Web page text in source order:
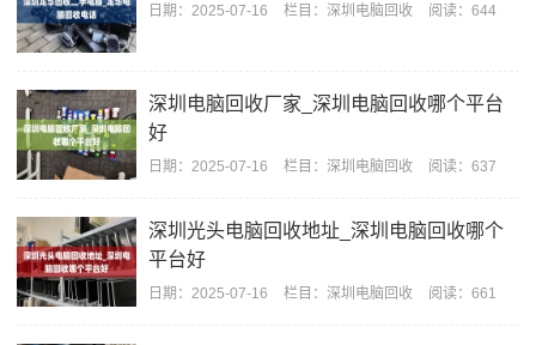
日期： 2025-07-16 栏目： 深圳电脑回收 阅读：644
深圳电脑回收厂家_深圳电脑回收哪个平台
好
日期： 2025-07-16 栏目： 深圳电脑回收 阅读：637
深圳光头电脑回收地址_深圳电脑回收哪个
平台好
日期： 2025-07-16 栏目： 深圳电脑回收 阅读：661